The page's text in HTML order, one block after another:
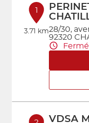
CONTACTEZ-
ESPACE
1
3.71 km28/30,
92320
VDSA